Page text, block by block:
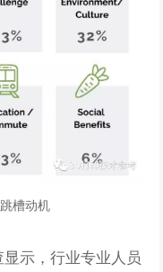
槽动机
示，行业专业人员